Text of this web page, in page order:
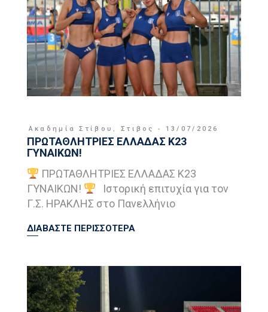
Ακαδημία Στίβου , Στιβος 13/07/2026
ΠΡΩΤΑΘΛΗΤΡΙΕΣ ΕΛΛΑΔΑΣ Κ23
ΓΥΝΑΙΚΩΝ!
ΠΡΩΤΑΘΛΗΤΡΙΕΣ ΕΛΛΑΔΑΣ Κ23
ΓΥΝΑΙΚΩΝ!
Ιστορική επιτυχία για τον
Γ.Σ. ΗΡΑΚΛΗΣ στο Πανελλήνιο
ΔΙΑΒΑΣΤΕ ΠΕΡΙΣΣΟΤΕΡΑ